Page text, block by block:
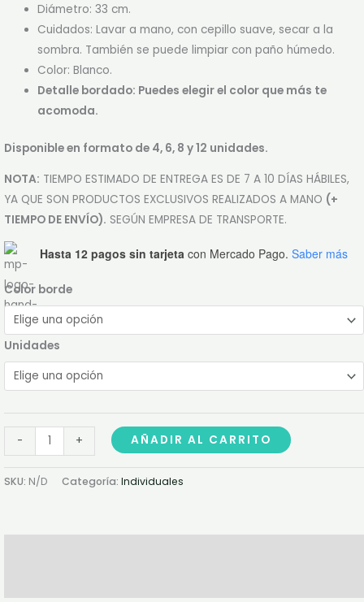
Diámetro: 33 cm.
Cuidados: Lavar a mano, con cepillo suave, secar a la
sombra. También se puede limpiar con paño húmedo.
Color: Blanco.
Detalle bordado: Puedes elegir el color que más te
acomoda.
Disponible en formato de 4, 6, 8 y 12 unidades.
NOTA: TIEMPO ESTIMADO DE ENTREGA ES DE 7 A 10 DÍAS HÁBILES,
YA QUE SON PRODUCTOS EXCLUSIVOS REALIZADOS A MANO (+
TIEMPO DE ENVÍO). SEGÚN EMPRESA DE TRANSPORTE.
Hasta 12 pagos sin tarjeta con Mercado Pago. Saber más
Color borde
Unidades
- + AÑADIR AL CARRITO
SKU: N/D Categoría: Individuales